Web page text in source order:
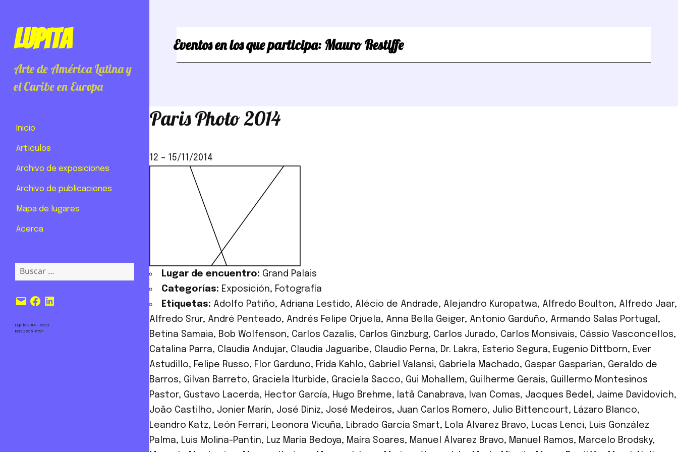
Lupita
Arte de América Latina y
el Caribe en Europa
Inicio
Artículos
Archivo de exposiciones
Archivo de publicaciones
Mapa de lugares
Acerca
Buscar:
Correo
electrónico
Facebook
LinkedIn
Lupita 2014 – 2023
ISSN 2555-6797
Eventos en los que participa: Mauro Restiffe
Paris Photo 2014
12 – 15/11/2014
Lugar de encuentro: Grand Palais
Categorías: Exposición, Fotografía
Etiquetas: Adolfo Patiño, Adriana Lestido, Alécio de Andrade, Alejandro Kuropatwa, Alfredo Boulton, Alfredo Jaar,
Alfredo Srur, André Penteado, Andrés Felipe Orjuela, Anna Bella Geiger, Antonio Garduño, Armando Salas Portugal ,
Betina Samaia, Bob Wolfenson, Carlos Cazalis, Carlos Ginzburg, Carlos Jurado, Carlos Monsivais, Cássio Vasconcellos,
Catalina Parra, Claudia Andujar, Claudia Jaguaribe, Claudio Perna, Dr. Lakra, Esterio Segura, Eugenio Dittborn, Ever
Astudillo, Felipe Russo, Flor Garduno, Frida Kahlo, Gabriel Valansi, Gabriela Machado, Gaspar Gasparian, Geraldo de
Barros, Gilvan Barreto, Graciela Iturbide, Graciela Sacco, Gui Mohallem, Guilherme Gerais, Guillermo Montesinos
Pastor, Gustavo Lacerda, Hector García, Hugo Brehme, Iatã Canabrava, Ivan Comas, Jacques Bedel , Jaime Davidovich,
João Castilho, Jonier Marín, José Diniz, José Medeiros, Juan Carlos Romero, Julio Bittencourt, Lázaro Blanco,
Leandro Katz, León Ferrari, Leonora Vicuña, Librado García Smart, Lola Álvarez Bravo, Lucas Lenci, Luis González
Palma, Luis Molina-Pantin, Luz María Bedoya, Maíra Soares, Manuel Álvarez Bravo, Manuel Ramos, Marcelo Brodsky,